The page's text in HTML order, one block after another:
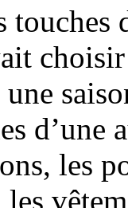
d’une
les
les